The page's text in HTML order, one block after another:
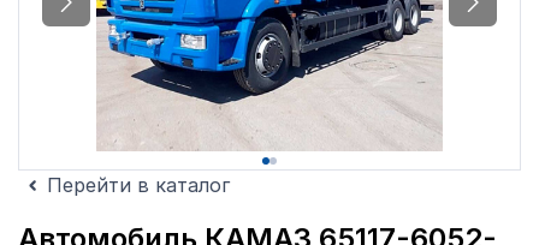
Перейти в каталог